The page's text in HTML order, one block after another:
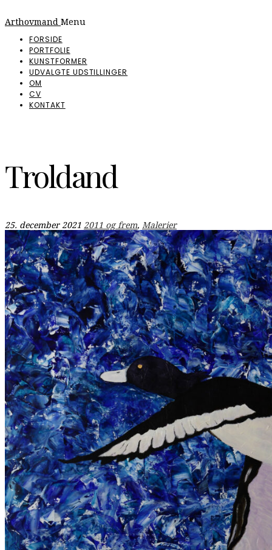
Arthovmand Menu
FORSIDE
PORTFOLIE
KUNSTFORMER
UDVALGTE UDSTILLINGER
OM
CV
KONTAKT
Troldand
25. december 2021 2011 og frem, Malerier